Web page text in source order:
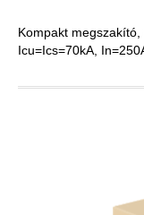
Kompakt
Icu=Ics=70kA,